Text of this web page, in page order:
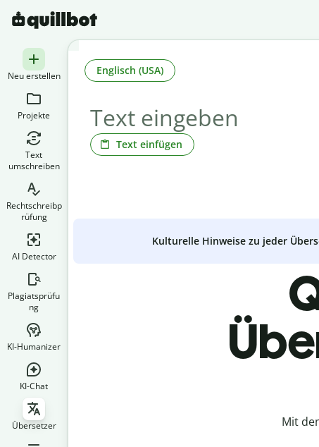
Neu erstellen
Projekte
Text
umschreiben
Rechtschreibp
rüfung
AI Detector
Plagiatsprüfu
ng
KI-Humanizer
KI-Chat
Übersetzer
Text einfügen
Englisch (USA)
Kulturelle Hinweise zu jeder
Mit